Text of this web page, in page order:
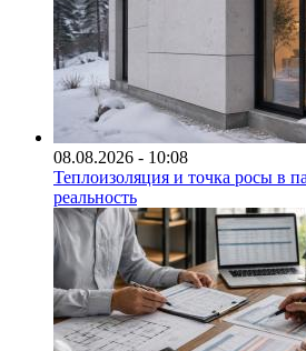
08.08.2026 - 10:08
Теплоизоляция и точка росы в
реальность